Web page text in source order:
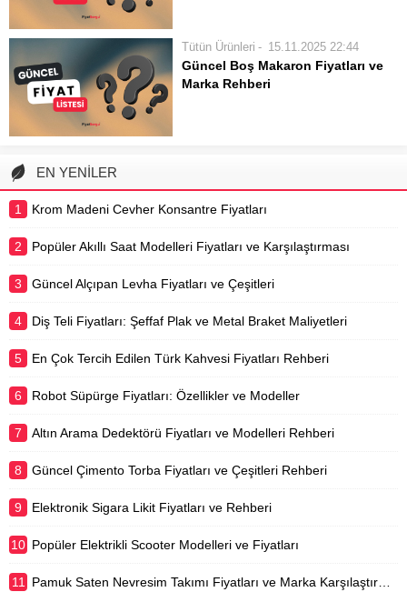
çalışan bu cihazların farklı modellerini
ve Heets tütün çubuklarının çeşitlerini
keşfedin. Fiyatları etkileyen temel
Tütün Ürünleri 15.11.2025 22:44
Güncel Boş Makaron Fiyatları ve
Marka Rehberi
fiyatları etkileyen temel unsurları
EN YENİLER
1 Krom Madeni Cevher Konsantre Fiyatları
2 Popüler Akıllı Saat Modelleri Fiyatları ve Karşılaştırması
3 Güncel Alçıpan Levha Fiyatları ve Çeşitleri
4 Diş Teli Fiyatları: Şeffaf Plak ve Metal Braket Maliyetleri
5 En Çok Tercih Edilen Türk Kahvesi Fiyatları Rehberi
6 Robot Süpürge Fiyatları: Özellikler ve Modeller
7 Altın Arama Dedektörü Fiyatları ve Modelleri Rehberi
8 Güncel Çimento Torba Fiyatları ve Çeşitleri Rehberi
9 Elektronik Sigara Likit Fiyatları ve Rehberi
10 Popüler Elektrikli Scooter Modelleri ve Fiyatları
11 Pamuk Saten Nevresim Takımı Fiyatları ve Marka Karşılaştırması